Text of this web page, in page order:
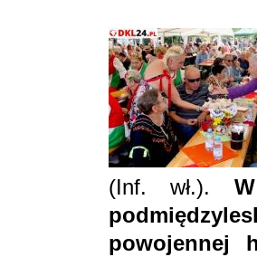
(Inf. wł.).
powojennej